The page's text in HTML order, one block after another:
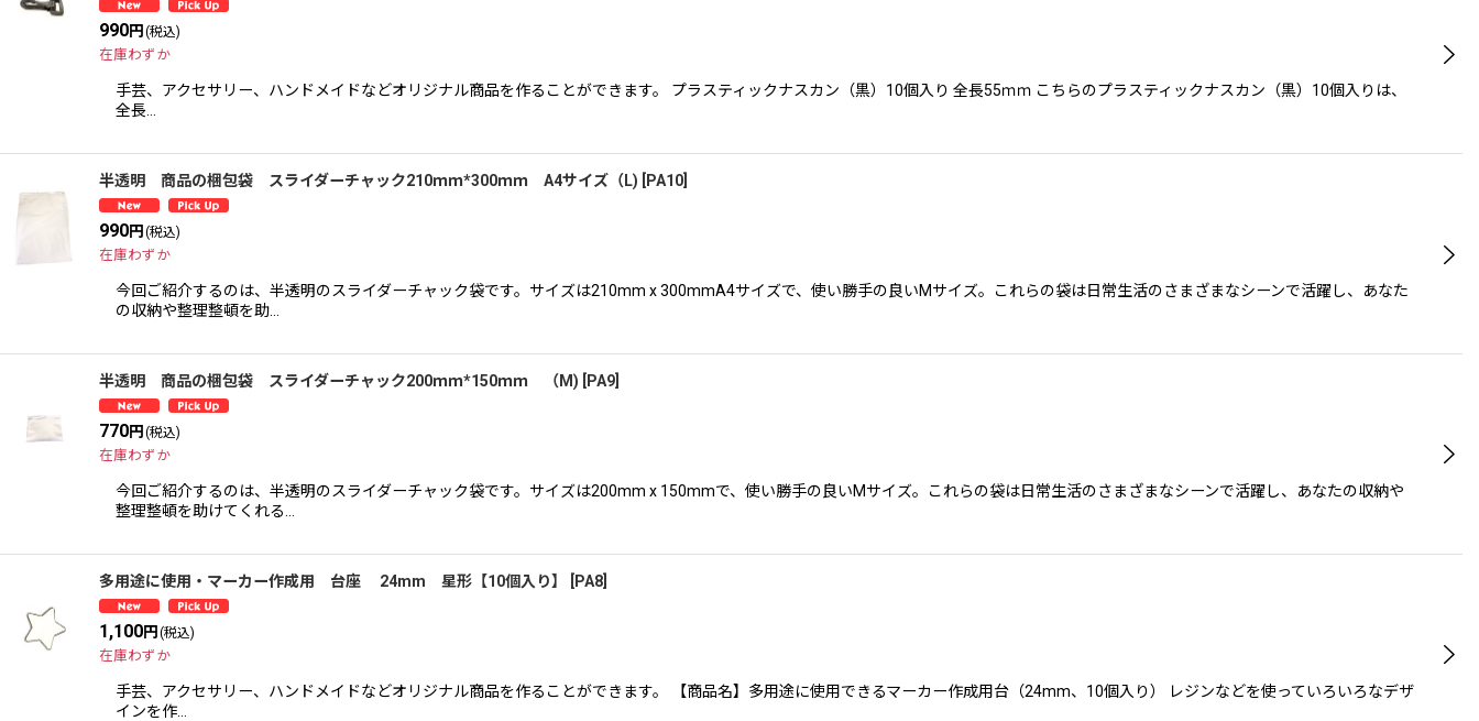
990円 (税込)
在庫わずか
手芸、アクセサリー、ハンドメイドなどオリジナル商品を作ることができます。 プラスティックナスカン（黒）10個入り 全長55ｍｍ こちらのプラスティックナスカン（黒）10個入りは、
全長…
半透明 商品の梱包袋 スライダーチャック210ｍｍ*300ｍｍ A4サイズ（L) PA10
990円 (税込)
在庫わずか
今回ご紹介するのは、半透明のスライダーチャック袋です。サイズは210mm x 300mmA4サイズで、使い勝手の良いMサイズ。これらの袋は日常生活のさまざまなシーンで活躍し、あなた
の収納や整理整頓を助…
半透明 商品の梱包袋 スライダーチャック200ｍｍ*150ｍｍ （M) PA9
770円 (税込)
在庫わずか
今回ご紹介するのは、半透明のスライダーチャック袋です。サイズは200mm x 150mmで、使い勝手の良いMサイズ。これらの袋は日常生活のさまざまなシーンで活躍し、あなたの収納や
整理整頓を助けてくれる…
多用途に使用・マーカー作成用 台座 24mm 星形【10個入り】 PA8
1,100円 (税込)
在庫わずか
手芸、アクセサリー、ハンドメイドなどオリジナル商品を作ることができます。 【商品名】多用途に使用できるマーカー作成用台（24mm、10個入り） レジンなどを使っていろいろなデザ
インを作…